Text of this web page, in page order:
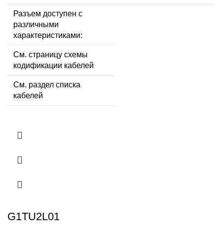
Разъем доступен с
различными
характеристиками:
См. страницу схемы
кодификации кабелей
См. раздел списка
кабелей
G1TU2L01